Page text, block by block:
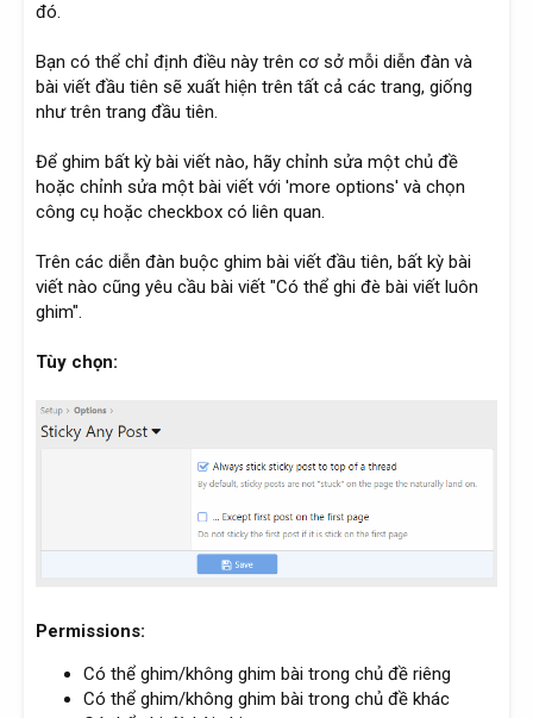
đó.
Bạn có thể chỉ định điều này trên cơ sở mỗi diễn đàn và
bài viết đầu tiên sẽ xuất hiện trên tất cả các trang, giống
như trên trang đầu tiên.
Để ghim bất kỳ bài viết nào, hãy chỉnh sửa một chủ đề
hoặc chỉnh sửa một bài viết với 'more options' và chọn
công cụ hoặc checkbox có liên quan.
Trên các diễn đàn buộc ghim bài viết đầu tiên, bất kỳ bài
viết nào cũng yêu cầu bài viết "Có thể ghi đè bài viết luôn
ghim".
Tùy chọn:
Permissions:
Có thể ghim/không ghim bài trong chủ đề riêng
Có thể ghim/không ghim bài trong chủ đề khác